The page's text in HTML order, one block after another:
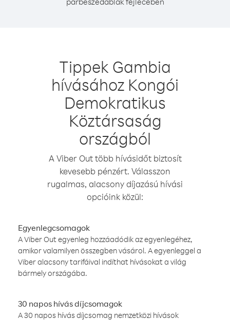
Tippek Gambia
hívásához Kongói
Demokratikus
Köztársaság
országból
A Viber Out több hívásidőt biztosít
kevesebb pénzért. Válasszon
rugalmas, alacsony díjazású hívási
opcióink közül:
Egyenlegcsomagok
A Viber Out egyenleg hozzáadódik az egyenlegéhez,
amikor valamilyen összegben vásárol. A egyenleggel a
Viber alacsony tarifáival indíthat hívásokat a világ
bármely országába.
30 napos hívás díjcsomagok
A 30 napos hívás díjcsomag nemzetközi hívások